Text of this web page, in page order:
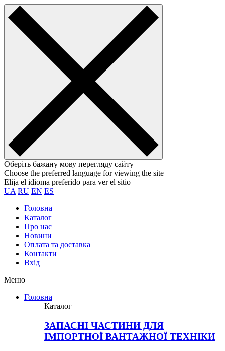
Оберіть бажану мову перегляду сайту
Choose the preferred language for viewing the site
Elija el idioma preferido para ver el sitio
UA RU EN ES
Головна
Каталог
Про нас
Новини
Оплата та доставка
Контакти
Вхiд
Меню
Головна
Каталог
ЗАПАСНІ ЧАСТИНИ ДЛЯ
ІМПОРТНОЇ ВАНТАЖНОЇ ТЕХНІКИ